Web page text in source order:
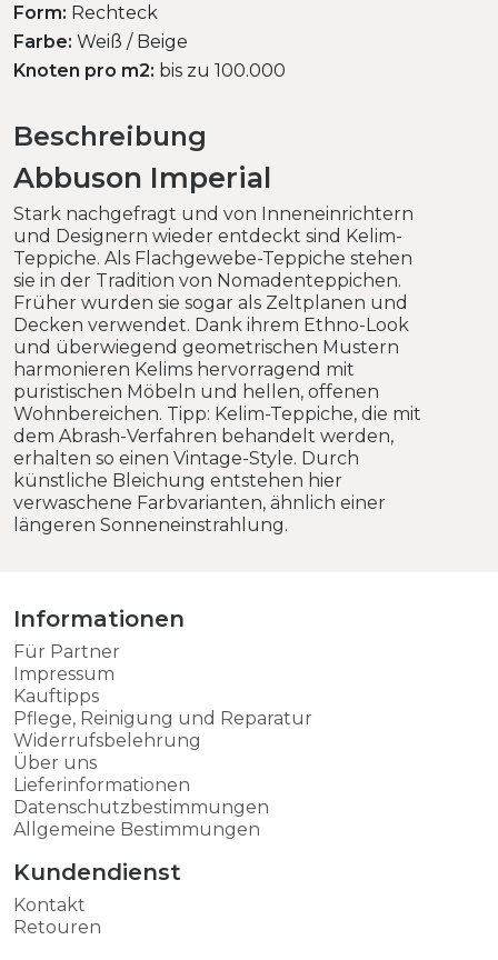
Form: Rechteck
Farbe: Weiß / Beige
Knoten pro m2: bis zu 100.000
Beschreibung
Abbuson Imperial
Stark nachgefragt und von Inneneinrichtern
und Designern wieder entdeckt sind Kelim-
Teppiche. Als Flachgewebe-Teppiche stehen
sie in der Tradition von Nomadenteppichen.
Früher wurden sie sogar als Zeltplanen und
Decken verwendet. Dank ihrem Ethno-Look
und überwiegend geometrischen Mustern
harmonieren Kelims hervorragend mit
puristischen Möbeln und hellen, offenen
Wohnbereichen. Tipp: Kelim-Teppiche, die mit
dem Abrash-Verfahren behandelt werden,
erhalten so einen Vintage-Style. Durch
künstliche Bleichung entstehen hier
verwaschene Farbvarianten, ähnlich einer
längeren Sonneneinstrahlung.
Informationen
Für Partner
Impressum
Kauftipps
Pflege, Reinigung und Reparatur
Widerrufsbelehrung
Über uns
Lieferinformationen
Datenschutzbestimmungen
Allgemeine Bestimmungen
Kundendienst
Kontakt
Retouren